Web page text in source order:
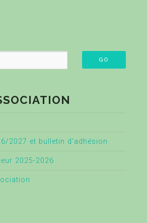
2027 et bulletin d’adhésion
2025-2026